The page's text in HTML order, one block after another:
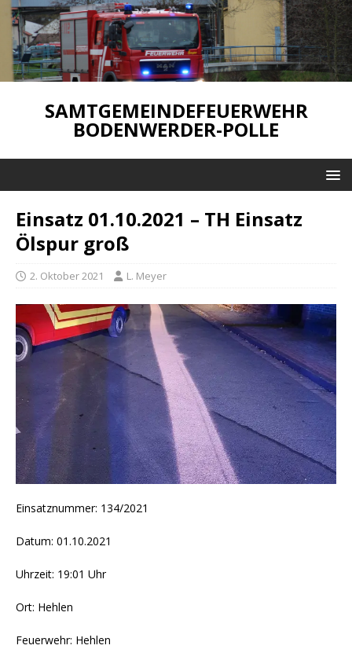
SAMTGEMEINDEFEUERWEHR
BODENWERDER-POLLE
Einsatz 01.10.2021 – TH Einsatz
Ölspur groß
2. Oktober 2021 L. Meyer
Einsatznummer: 134/2021
Datum: 01.10.2021
Uhrzeit: 19:01 Uhr
Ort: Hehlen
Feuerwehr: Hehlen